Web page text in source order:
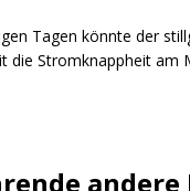
Tagen könnte der
die Stromknappheit am
andere